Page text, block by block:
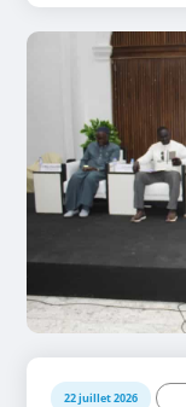
22 juillet 2026